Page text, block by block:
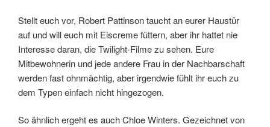
Stellt euch vor, Robert Pattinson taucht an eurer Haustür
auf und will euch mit Eiscreme füttern, aber ihr hattet nie
Interesse daran, die Twilight-Filme zu sehen. Eure
Mitbewohnerin und jede andere Frau in der Nachbarschaft
werden fast ohnmächtig, aber irgendwie fühlt ihr euch zu
dem Typen einfach nicht hingezogen.
So ähnlich ergeht es auch Chloe Winters. Gezeichnet von